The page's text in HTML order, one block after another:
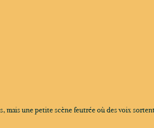
mais une petite scène feutrée où des voix